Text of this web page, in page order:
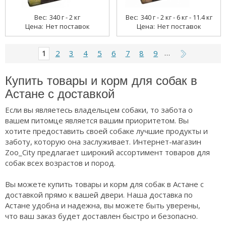
340 г - 2 кг
Нет поставок
340 г - 2 кг - 6 кг - 11.4 кг
Нет поставок
1 2 3 4 5 6 7 8 9 …
Купить товары и корм для собак в
Астане с доставкой
Если вы являетесь владельцем собаки, то забота о
вашем питомце является вашим приоритетом. Вы
хотите предоставить своей собаке лучшие продукты и
заботу, которую она заслуживает. Интернет-магазин
Zoo_City предлагает широкий ассортимент товаров для
собак всех возрастов и пород.
Вы можете купить товары и корм для собак в Астане с
доставкой прямо к вашей двери. Наша доставка по
Астане удобна и надежна, вы можете быть уверены,
что ваш заказ будет доставлен быстро и безопасно.